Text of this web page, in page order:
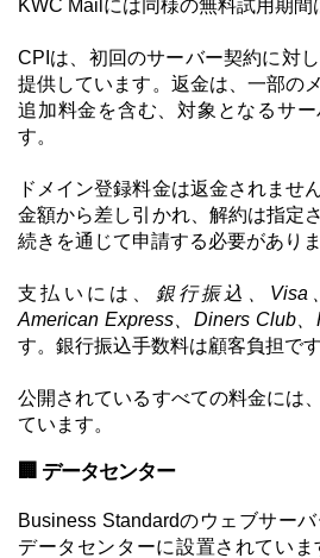
KWC Mailには同様の無料試用期間
CPIは、初回のサーバー契約に対
提供しています。返金は、一部の
追加料金を含む、対象となるサ
す。
ドメイン登録料金は返金されませ
金額から差し引かれ、解約は指定
続きを通じて申請する必要がありま
支払いには、 銀行振込、Visa
American Express、Diners Club
す。銀行振込手数料は顧客負担です
公開されているすべての料金には
ています。
🏢 データセンター
Business Standardのウェブサー
データセンターに設置されていま